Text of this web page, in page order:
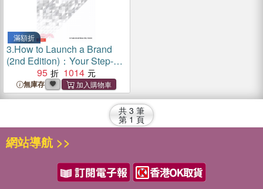
滿額折
3.How to Launch a Brand
(2nd Edition)：Your Step-by-
Step Guide to Crafting a
Brand: From Positioning to
Naming And Brand Identity
95 1014
無庫存
共 3 筆
第 1 頁
網站導航 >>